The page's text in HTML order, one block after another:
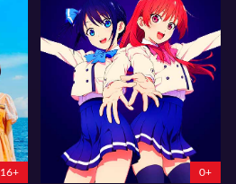
16+
34024
14 261
0+